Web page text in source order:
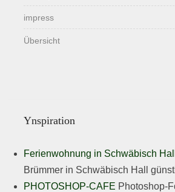
impress
Übersicht
Ynspiration
Ferienwohnung in Schwäbisch Hall
Brümmer in Schwäbisch Hall
PHOTOSHOP-CAFE Photoshop-